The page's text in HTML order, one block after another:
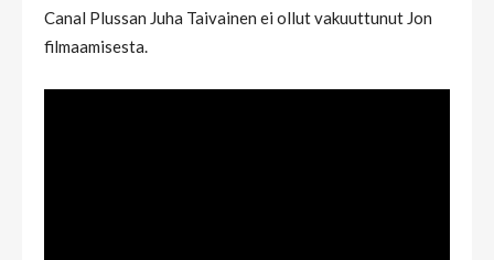
Canal Plussan Juha Taivainen ei ollut vakuuttunut Jon
filmaamisesta.